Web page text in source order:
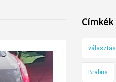
Címkék
választás
Brabus